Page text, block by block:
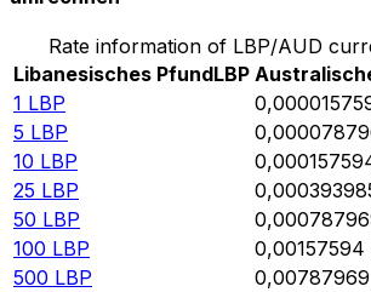
Rate information of LBP/AUD
Libanesisches PfundLBP
1 LBP
5 LBP
10 LBP
25 LBP
50 LBP
100 LBP 0,00157594
500 LBP 0,00787969